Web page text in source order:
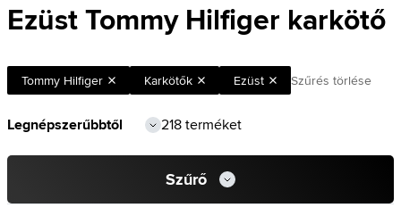
Ezüst Tommy Hilfiger karkötő
Tommy Hilfiger Karkötők Ezüst Szűrés törlése
218 terméket
Szűrő